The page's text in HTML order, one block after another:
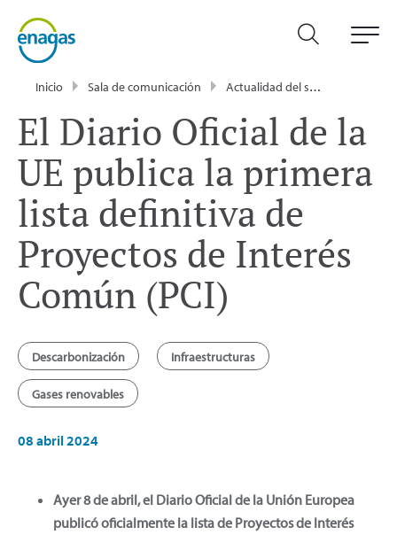
Inicio Sala de comunicación Actualidad del sector energético - Enagás
El Diario Oficial de la
UE publica la primera
lista definitiva de
Proyectos de Interés
Común (PCI)
Descarbonización Infraestructuras
Gases renovables
08 abril 2024
Ayer 8 de abril, el Diario Oficial de la Unión Europea
publicó oficialmente la lista de Proyectos de Interés